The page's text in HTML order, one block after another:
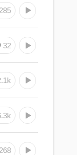
285
32
268